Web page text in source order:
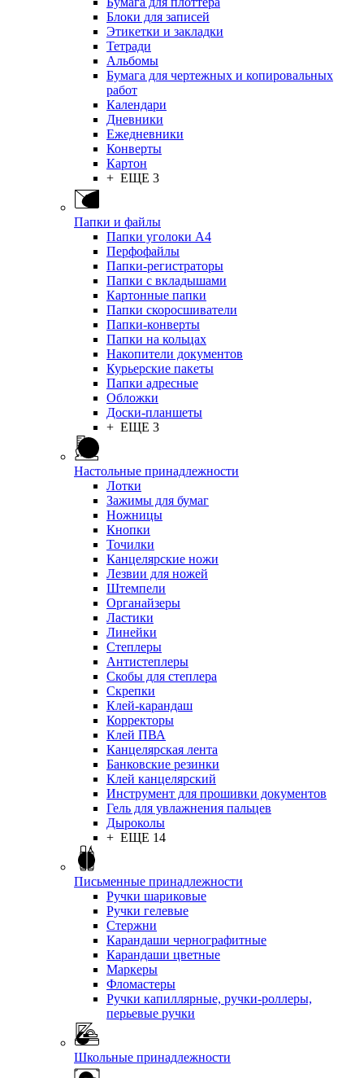
Блоки для записей
Этикетки и закладки
Тетради
Альбомы
Бумага для чертежных и копировальных
работ
Календари
Дневники
Ежедневники
Конверты
Картон
+ ЕЩЕ 3
Папки и файлы
Папки уголоки А4
Перфофайлы
Папки-регистраторы
Папки с вкладышами
Картонные папки
Папки скоросшиватели
Папки-конверты
Папки на кольцах
Накопители документов
Курьерские пакеты
Папки адресные
Обложки
Доски-планшеты
+ ЕЩЕ 3
Настольные принадлежности
Лотки
Зажимы для бумаг
Ножницы
Кнопки
Точилки
Канцелярские ножи
Лезвии для ножей
Штемпели
Органайзеры
Ластики
Линейки
Степлеры
Антистеплеры
Скобы для степлера
Скрепки
Клей-карандаш
Корректоры
Клей ПВА
Канцелярская лента
Банковские резинки
Клей канцелярский
Инструмент для прошивки документов
Гель для увлажнения пальцев
Дыроколы
+ ЕЩЕ 14
Письменные принадлежности
Ручки шариковые
Ручки гелевые
Стержни
Карандаши чернографитные
Карандаши цветные
Маркеры
Фломастеры
Ручки капиллярные, ручки-роллеры,
перьевые ручки
Школьные принадлежности